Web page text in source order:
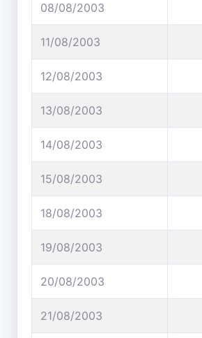
08/08/2003
11/08/2003
12/08/2003
13/08/2003
14/08/2003
15/08/2003
18/08/2003
19/08/2003
20/08/2003
21/08/2003